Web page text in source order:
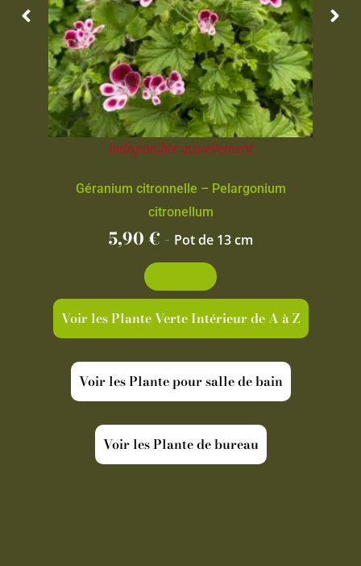
Indisponible actuellement
Géranium citronnelle – Pelargonium
citronellum
5,90€ - Pot de 13 cm
Voir les Plante Verte Intérieur de A à Z
Voir les Plante pour salle de bain
Voir les Plante de bureau